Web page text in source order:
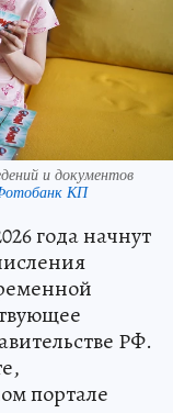
и документов
КП
года начнут
РФ.
портале